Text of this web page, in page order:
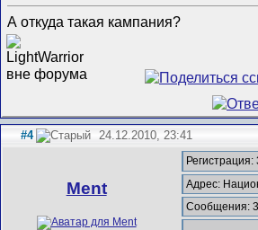
А откуда такая кампания?
#4 24.12.2010, 23:41
Ment
Адрес:
Сообщения: